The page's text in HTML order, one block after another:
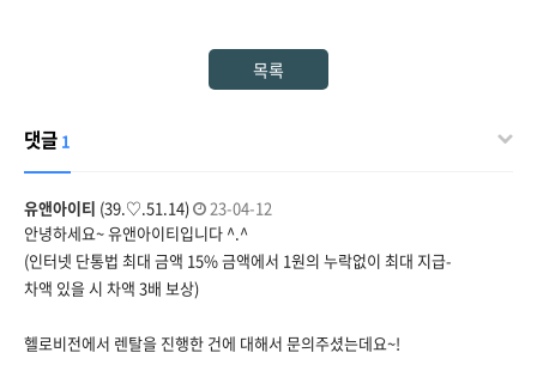
목록
댓글 1
유앤아이티 (39.♡.51.14)
23-04-12
안녕하세요~ 유앤아이티입니다 ^.^
(인터넷 단통법 최대 금액 15% 금액에서 1원의 누락없이 최대 지급-
차액 있을 시 차액 3배 보상)
헬로비전에서 렌탈을 진행한 건에 대해서 문의주셨는데요~!